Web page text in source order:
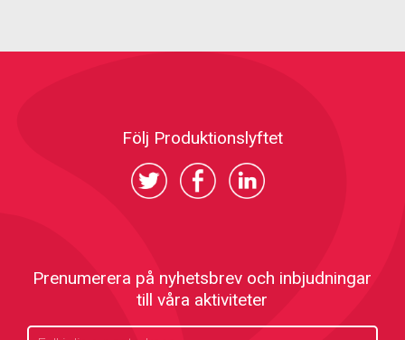
Följ Produktionslyftet
Prenumerera på nyhetsbrev och inbjudningar
till våra aktiviteter